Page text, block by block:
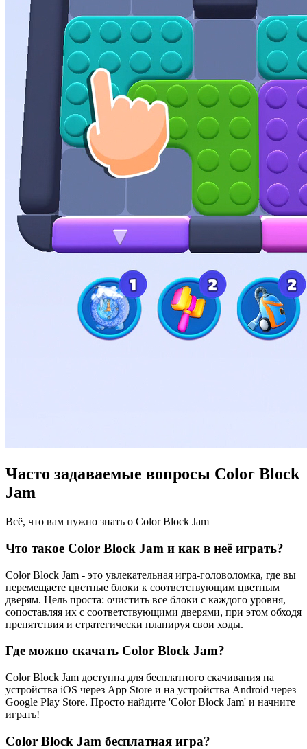
Часто задаваемые вопросы Color Block
Jam
Всё, что вам нужно знать о Color Block Jam
Что такое Color Block Jam и как в неё играть?
Color Block Jam - это увлекательная игра-головоломка, где вы
перемещаете цветные блоки к соответствующим цветным
дверям. Цель проста: очистить все блоки с каждого уровня,
сопоставляя их с соответствующими дверями, при этом обходя
препятствия и стратегически планируя свои ходы.
Где можно скачать Color Block Jam?
Color Block Jam доступна для бесплатного скачивания на
устройства iOS через App Store и на устройства Android через
Google Play Store. Просто найдите 'Color Block Jam' и начните
играть!
Color Block Jam бесплатная игра?